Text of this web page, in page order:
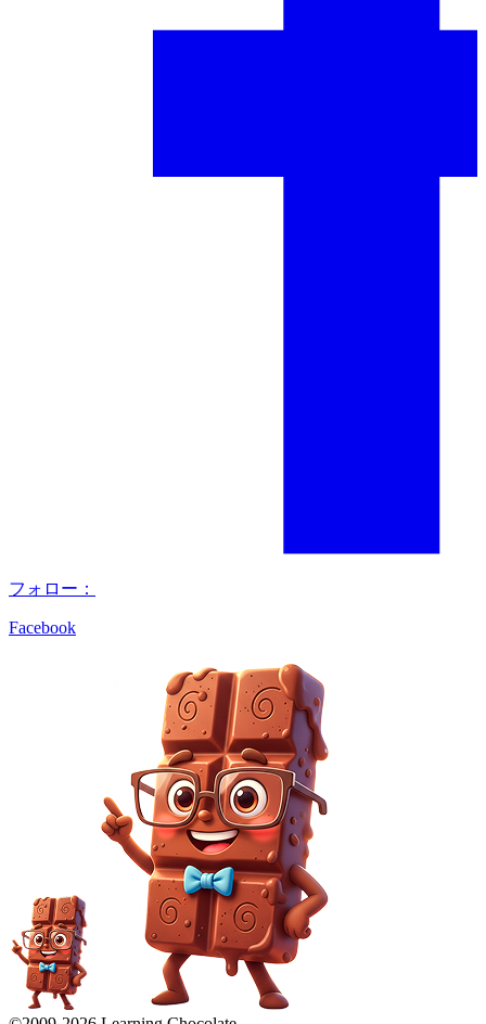
フォロー：
Facebook